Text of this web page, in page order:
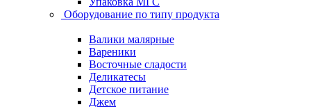
Оборудование по типу продукта
Валики малярные
Вареники
Восточные сладости
Деликатесы
Детское питание
Джем